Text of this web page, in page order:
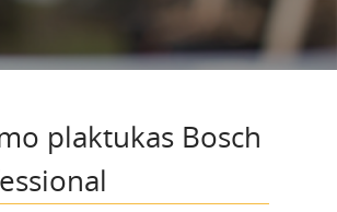
plaktukas Bosch